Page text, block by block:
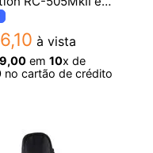
RC505
,10 à vista
,00 em 10x de
no cartão de crédito